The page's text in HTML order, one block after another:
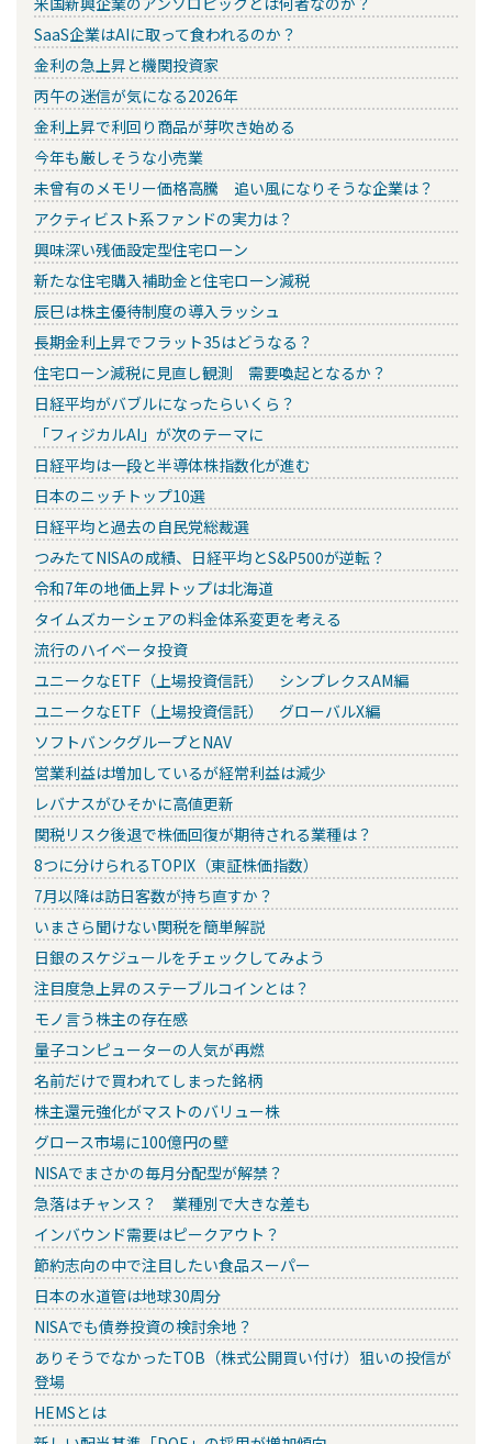
SaaS企業はAIに取って食われるのか？
金利の急上昇と機関投資家
丙午の迷信が気になる2026年
金利上昇で利回り商品が芽吹き始める
今年も厳しそうな小売業
未曾有のメモリー価格高騰 追い風になりそうな企業は？
アクティビスト系ファンドの実力は？
興味深い残価設定型住宅ローン
新たな住宅購入補助金と住宅ローン減税
辰巳は株主優待制度の導入ラッシュ
長期金利上昇でフラット35はどうなる？
住宅ローン減税に見直し観測 需要喚起となるか？
日経平均がバブルになったらいくら？
「フィジカルAI」が次のテーマに
日経平均は一段と半導体株指数化が進む
日本のニッチトップ10選
日経平均と過去の自民党総裁選
つみたてNISAの成績、日経平均とS&P500が逆転？
令和7年の地価上昇トップは北海道
タイムズカーシェアの料金体系変更を考える
流行のハイベータ投資
ユニークなETF（上場投資信託） シンプレクスAM編
ユニークなETF（上場投資信託） グローバルX編
ソフトバンクグループとNAV
営業利益は増加しているが経常利益は減少
レバナスがひそかに高値更新
関税リスク後退で株価回復が期待される業種は？
8つに分けられるTOPIX（東証株価指数）
7月以降は訪日客数が持ち直すか？
いまさら聞けない関税を簡単解説
日銀のスケジュールをチェックしてみよう
注目度急上昇のステーブルコインとは？
モノ言う株主の存在感
量子コンピューターの人気が再燃
名前だけで買われてしまった銘柄
株主還元強化がマストのバリュー株
グロース市場に100億円の壁
NISAでまさかの毎月分配型が解禁？
急落はチャンス？ 業種別で大きな差も
インバウンド需要はピークアウト？
節約志向の中で注目したい食品スーパー
日本の水道管は地球30周分
NISAでも債券投資の検討余地？
ありそうでなかったTOB（株式公開買い付け）狙いの投信が
登場
HEMSとは